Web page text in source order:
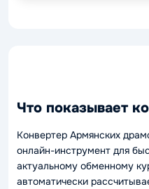
Что показывает
Конвертер Армянских
онлайн-инструмент для
актуальному обменному
автоматически